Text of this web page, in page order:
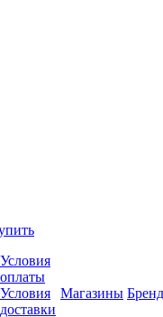
Условия
оплаты
Условия
доставки
Магазины